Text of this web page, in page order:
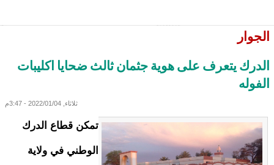
الجوار
الدرك يتعرف على هوية جثمان ثالث ضحايا اكليبات
الفوله
ثلاثاء, 2022/01/04 - 3:47م
تمكن قطاع الدرك
الوطني في ولاية